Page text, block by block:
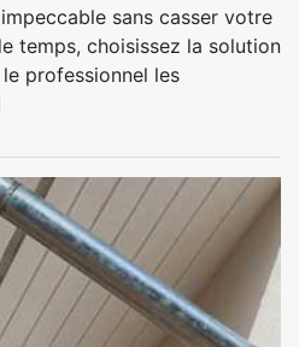
sans casser votre
temps, choisissez la solution
professionnel les